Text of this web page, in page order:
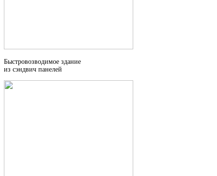
Быстровозводимое здание
из сэндвич панелей